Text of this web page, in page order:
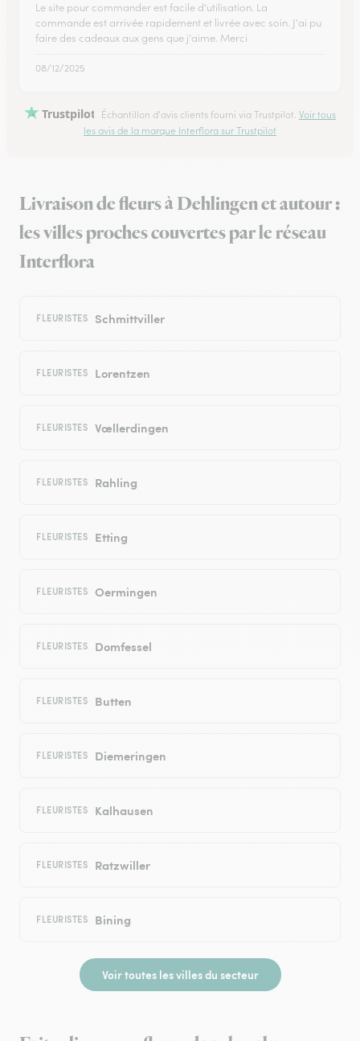
Le site pour commander est facile d'utilisation. La
commande est arrivée rapidement et livrée avec soin. J'ai pu
faire des cadeaux aux gens que j'aime. Merci
08/12/2025
Trustpilot Échantillon d'avis clients fourni via Trustpilot. Voir tous
les avis de la marque Interflora sur Trustpilot
Livraison de fleurs à Dehlingen et autour :
les villes proches couvertes par le réseau
Interflora
FLEURISTES Schmittviller
FLEURISTES Lorentzen
FLEURISTES Vœllerdingen
FLEURISTES Rahling
FLEURISTES Etting
FLEURISTES Oermingen
FLEURISTES Domfessel
FLEURISTES Butten
FLEURISTES Diemeringen
FLEURISTES Kalhausen
FLEURISTES Ratzwiller
FLEURISTES Bining
Voir toutes les villes du secteur